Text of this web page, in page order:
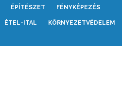
ÉPÍTÉSZET FÉNYKÉPEZÉS
ÉTEL-ITAL KÖRNYEZETVÉDELEM